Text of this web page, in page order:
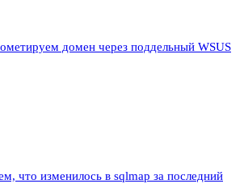
домен через поддельный WSUS
что изменилось в sqlmap за последний